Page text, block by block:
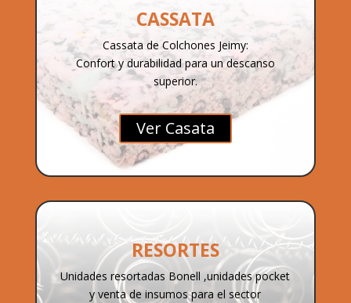
CASSATA
Cassata de Colchones Jeimy:
Confort y durabilidad para un descanso
superior.
Ver Casata
RESORTES
Unidades resortadas Bonell ,unidades pocket
y venta de insumos para el sector